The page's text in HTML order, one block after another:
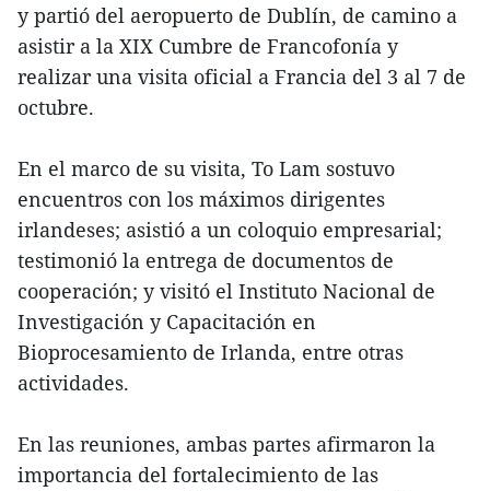
y partió del aeropuerto de Dublín, de camino a
asistir a la XIX Cumbre de Francofonía y
realizar una visita oficial a Francia del 3 al 7 de
octubre.
En el marco de su visita, To Lam sostuvo
encuentros con los máximos dirigentes
irlandeses; asistió a un coloquio empresarial;
testimonió la entrega de documentos de
cooperación; y visitó el Instituto Nacional de
Investigación y Capacitación en
Bioprocesamiento de Irlanda, entre otras
actividades.
En las reuniones, ambas partes afirmaron la
importancia del fortalecimiento de las